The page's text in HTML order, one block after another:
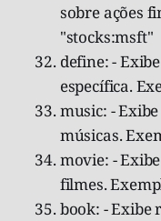
sobre ações
"stocks:msft"
define: -
específica.
music: -
músicas.
movie: -
filmes.
book: - Exibe